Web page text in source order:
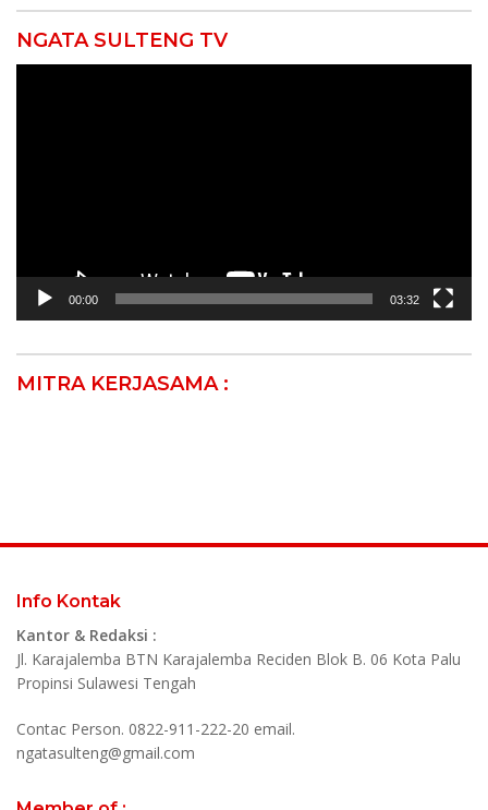
NGATA SULTENG TV
00:00 03:32
MITRA KERJASAMA :
Info Kontak
Kantor & Redaksi :
Jl. Karajalemba BTN Karajalemba Reciden Blok B. 06 Kota Palu
Propinsi Sulawesi Tengah
Contac Person. 0822-911-222-20 email.
ngatasulteng@gmail.com